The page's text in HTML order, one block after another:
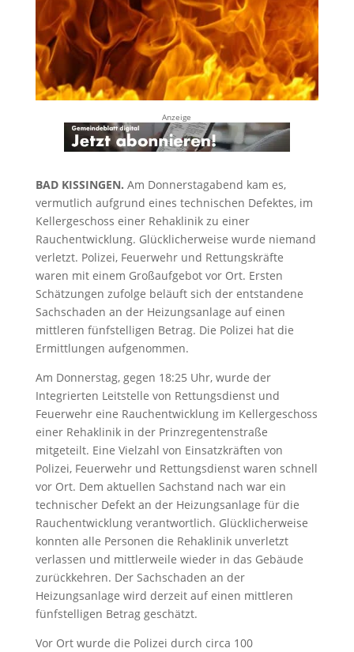
Anzeige
BAD KISSINGEN. Am Donnerstagabend kam es,
vermutlich aufgrund eines technischen Defektes, im
Kellergeschoss einer Rehaklinik zu einer
Rauchentwicklung. Glücklicherweise wurde niemand
verletzt. Polizei, Feuerwehr und Rettungskräfte
waren mit einem Großaufgebot vor Ort. Ersten
Schätzungen zufolge beläuft sich der entstandene
Sachschaden an der Heizungsanlage auf einen
mittleren fünfstelligen Betrag. Die Polizei hat die
Ermittlungen aufgenommen.
Am Donnerstag, gegen 18:25 Uhr, wurde der
Integrierten Leitstelle von Rettungsdienst und
Feuerwehr eine Rauchentwicklung im Kellergeschoss
einer Rehaklinik in der Prinzregentenstraße
mitgeteilt. Eine Vielzahl von Einsatzkräften von
Polizei, Feuerwehr und Rettungsdienst waren schnell
vor Ort. Dem aktuellen Sachstand nach war ein
technischer Defekt an der Heizungsanlage für die
Rauchentwicklung verantwortlich. Glücklicherweise
konnten alle Personen die Rehaklinik unverletzt
verlassen und mittlerweile wieder in das Gebäude
zurückkehren. Der Sachschaden an der
Heizungsanlage wird derzeit auf einen mittleren
fünfstelligen Betrag geschätzt.
Vor Ort wurde die Polizei durch circa 100